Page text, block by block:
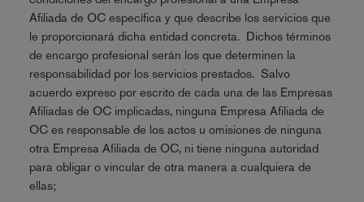
Afiliada de OC específica y que describe los servicios que
le proporcionará dicha entidad concreta. Dichos términos
de encargo profesional serán los que determinen la
responsabilidad por los servicios prestados. Salvo
acuerdo expreso por escrito de cada una de las Empresas
Afiliadas de OC implicadas, ninguna Empresa Afiliada de
OC es responsable de los actos u omisiones de ninguna
otra Empresa Afiliada de OC, ni tiene ninguna autoridad
para obligar o vincular de otra manera a cualquiera de
ellas;